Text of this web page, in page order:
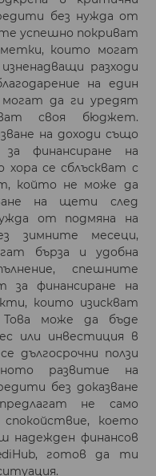
без нужда от
успешно покриват
които могат
разходи
на един
да ги уредят
своя бюджет.
на доходи също
финансиране на
се сблъскват с
който не може да
на щети след
от подмяна на
зимните месеци,
бърза и удобна
спешните
за финансиране на
които изискват
Това може да бъде
или инвестиция в
дългосрочни ползи
развитие на
без доказване
не само
което
надежден финансов
готов да ти